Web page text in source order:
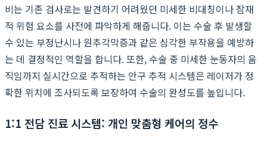
비는 기존 검사로는 발견하기 어려웠던 미세한 비대칭이나 잠재
적 위험 요소를 사전에 파악하게 해줍니다. 이는 수술 후 발생할
수 있는 부정난시나 원추각막증과 같은 심각한 부작용을 예방하
는 데 결정적인 역할을 합니다. 또한, 수술 중 미세한 눈동자의 움
직임까지 실시간으로 추적하는 안구 추적 시스템은 레이저가 정
확한 위치에 조사되도록 보장하여 수술의 완성도를 높입니다.
1:1 전담 진료 시스템: 개인 맞춤형 케어의 정수